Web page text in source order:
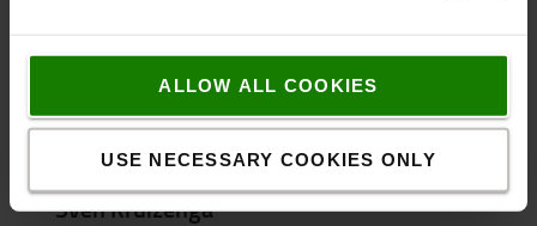
ALLOW ALL COOKIES
USE NECESSARY COOKIES ONLY
Sven Kruizenga